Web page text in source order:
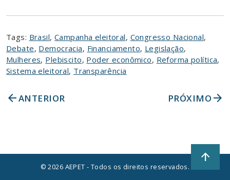
Tags: Brasil, Campanha eleitoral, Congresso Nacional,
Debate, Democracia, Financiamento, Legislação,
Mulheres, Plebiscito, Poder econômico, Reforma política,
Sistema eleitoral, Transparência
arrow_backANTERIOR PRÓXIMO arrow_forward
© 2026 AEPET - Todos os direitos reservados.
arrow_upward